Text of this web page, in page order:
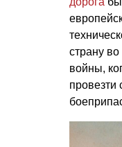
страну
войны,
провезти